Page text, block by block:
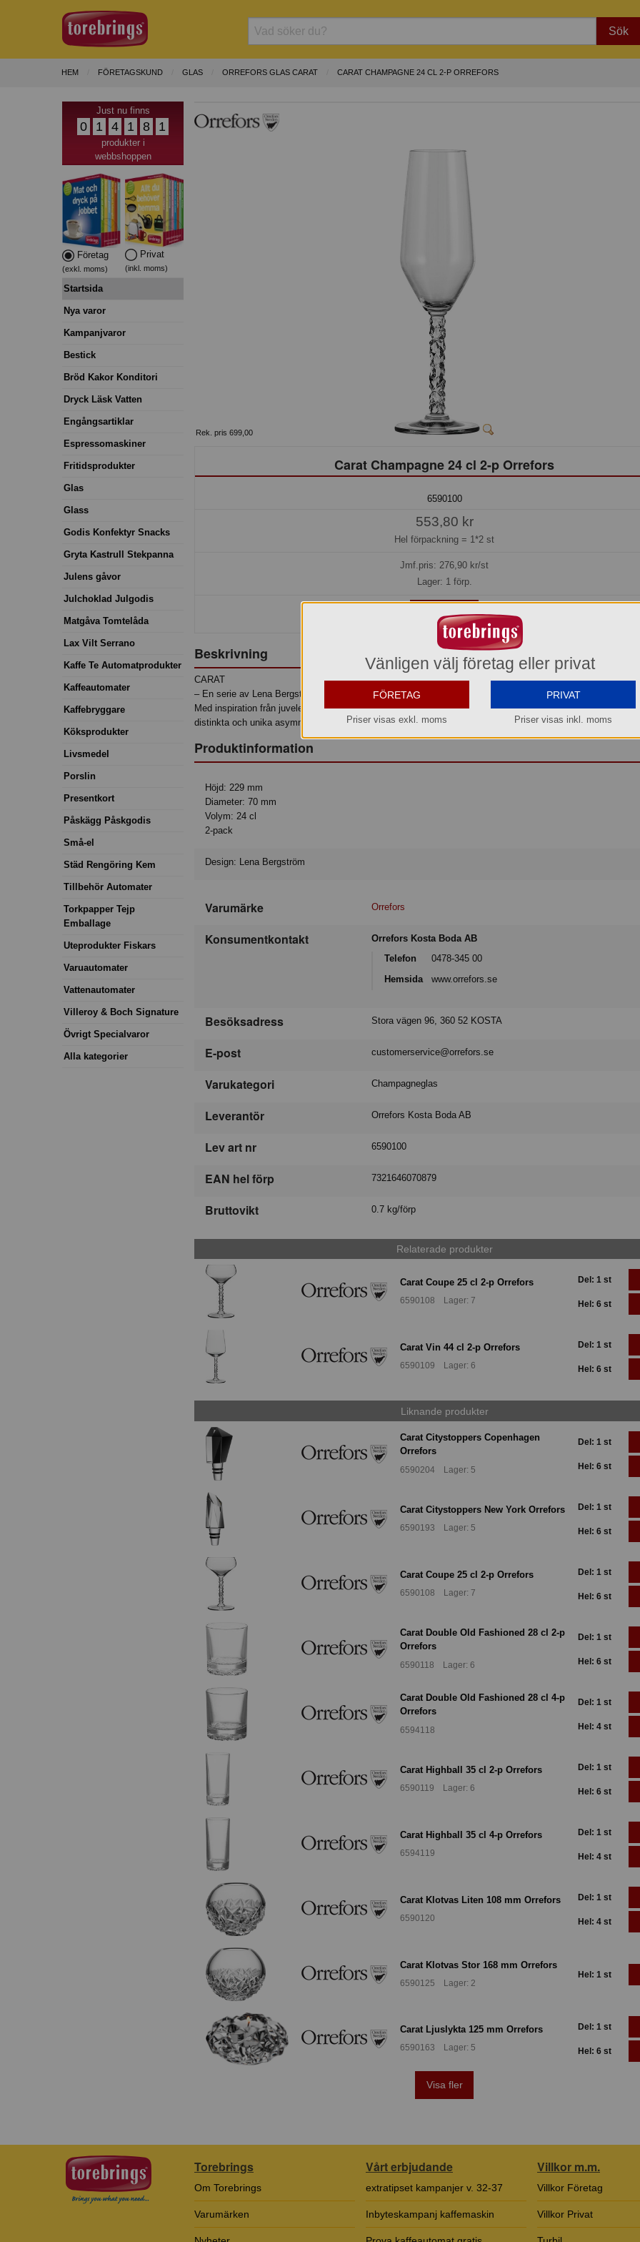
Sök
HEM FÖRETAGSKUND GLAS ORREFORS GLAS CARAT CARAT CHAMPAGNE 24 CL 2-P ORREFORS
Just nu finns
0 1 4 1 8 1
produkter i
webbshoppen
Företag
(exkl. moms)
Privat
(inkl. moms)
Startsida
Nya varor
Kampanjvaror
Bestick
Bröd Kakor Konditori
Dryck Läsk Vatten
Engångsartiklar
Espressomaskiner
Fritidsprodukter
Glas
Glass
Godis Konfektyr Snacks
Gryta Kastrull Stekpanna
Julens gåvor
Julchoklad Julgodis
Matgåva Tomtelåda
Lax Vilt Serrano
Kaffe Te Automatprodukter
Kaffeautomater
Kaffebryggare
Köksprodukter
Livsmedel
Porslin
Presentkort
Påskägg Påskgodis
Små-el
Städ Rengöring Kem
Tillbehör Automater
Torkpapper Tejp
Emballage
Uteprodukter Fiskars
Varuautomater
Vattenautomater
Villeroy & Boch Signature
Övrigt Specialvaror
Alla kategorier
Rek. pris 699,00
Carat Champagne 24 cl 2-p Orrefors
6590100
553,80 kr
Hel förpackning = 1*2 st
Jmf.pris: 276,90 kr/st
Lager: 1 förp.
Köp »
Beskrivning
CARAT
– En serie av Lena Bergström
Med inspiration från juveler och ädelstenar har Lena Bergström förnyat den slipade kristallen med
distinkta och unika asymmetriska slipningen speglar vår samtid men doftar också nordisk romantik.
Produktinformation
Höjd: 229 mm
Diameter: 70 mm
Volym: 24 cl
2-pack
Design: Lena Bergström
Varumärke Orrefors
Konsumentkontakt
Orrefors Kosta Boda AB
Telefon
0478-345 00
Hemsida
www.orrefors.se
Besöksadress Stora vägen 96, 360 52 KOSTA
E-post customerservice@orrefors.se
Varukategori Champagneglas
Leverantör Orrefors Kosta Boda AB
Lev art nr 6590100
EAN hel förp 7321646070879
Bruttovikt 0.7 kg/förp
Relaterade produkter
Carat Coupe 25 cl 2-p Orrefors
6590108 Lager: 7
Del: 1 st
Hel: 6 st
Carat Vin 44 cl 2-p Orrefors
6590109 Lager: 6
Del: 1 st
Hel: 6 st
Liknande produkter
Carat Citystoppers Copenhagen
Orrefors
6590204 Lager: 5
Del: 1 st
Hel: 6 st
Carat Citystoppers New York Orrefors
6590193 Lager: 5
Del: 1 st
Hel: 6 st
Carat Coupe 25 cl 2-p Orrefors
6590108 Lager: 7
Del: 1 st
Hel: 6 st
Carat Double Old Fashioned 28 cl 2-p
Orrefors
6590118 Lager: 6
Del: 1 st
Hel: 6 st
Carat Double Old Fashioned 28 cl 4-p
Orrefors
6594118
Del: 1 st
Hel: 4 st
Carat Highball 35 cl 2-p Orrefors
6590119 Lager: 6
Del: 1 st
Hel: 6 st
Carat Highball 35 cl 4-p Orrefors
6594119
Del: 1 st
Hel: 4 st
Carat Klotvas Liten 108 mm Orrefors
6590120
Del: 1 st
Hel: 4 st
Carat Klotvas Stor 168 mm Orrefors
6590125 Lager: 2
Hel: 1 st
Carat Ljuslykta 125 mm Orrefors
6590163 Lager: 5
Del: 1 st
Hel: 6 st
Visa fler
Torebrings
Om Torebrings
Varumärken
Vårt erbjudande
extratipset kampanjer v. 32-37
Inbyteskampanj kaffemaskin
Villkor m.m.
Villkor Företag
Villkor Privat
Vänligen välj företag eller privat
FÖRETAG
Priser visas exkl. moms
PRIVAT
Priser visas inkl. moms